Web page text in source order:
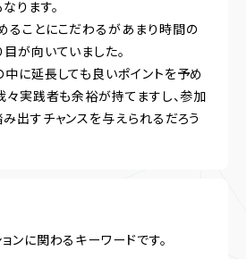
ります。
ることにこだわるがあまり時間の
が向いていました。
に延長しても良いポイントを予め
々実践者も余裕が持てますし、参加
出すチャンスを与えられるだろう
ンに関わるキーワードです。